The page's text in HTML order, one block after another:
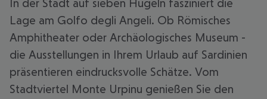
In der Stadt auf sieben Hügeln fasziniert die
Lage am Golfo degli Angeli. Ob Römisches
Amphitheater oder Archäologisches Museum -
die Ausstellungen in Ihrem Urlaub auf Sardinien
präsentieren eindrucksvolle Schätze. Vom
Stadtviertel Monte Urpinu genießen Sie den